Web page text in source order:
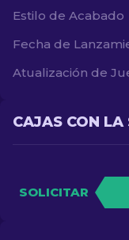
Estilo de Acabado
Fecha de
Atualización de
CAJAS CON LA
SOLICITAR